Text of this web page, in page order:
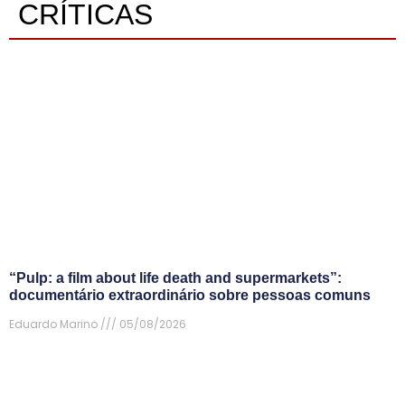
CRÍTICAS
“Pulp: a film about life death and supermarkets”:
documentário extraordinário sobre pessoas comuns
Eduardo Marino
05/08/2026